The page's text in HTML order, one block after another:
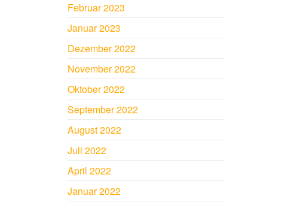
Februar 2023
Januar 2023
Dezember 2022
November 2022
Oktober 2022
September 2022
August 2022
Juli 2022
April 2022
Januar 2022